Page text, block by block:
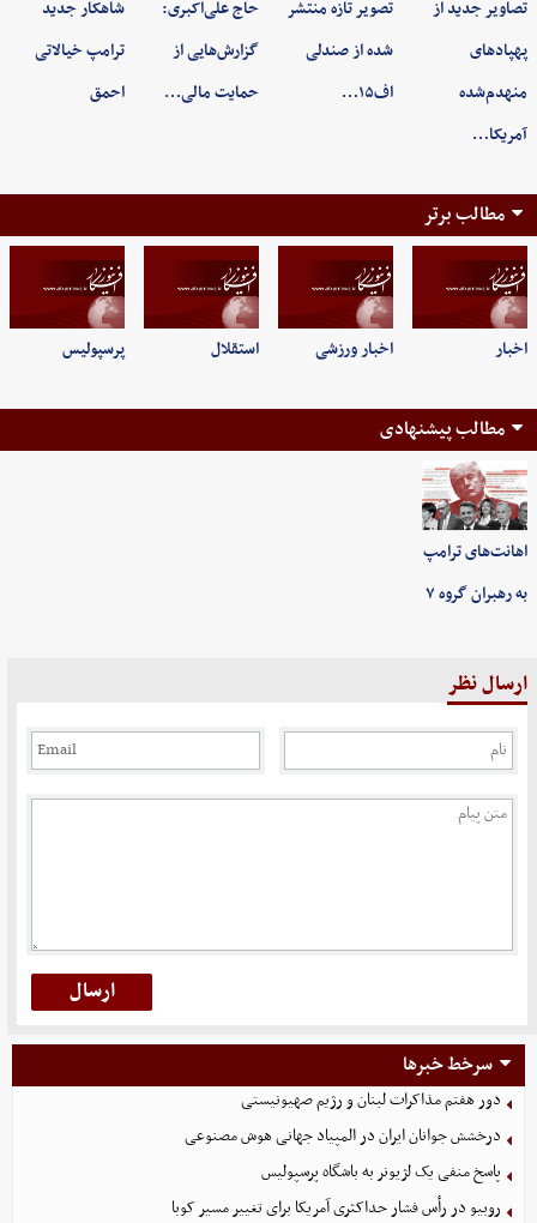
تصاویر جدید از
پهپادهای
منهدم‌شده
آمریکا…
تصویر تازه منتشر
شده از صندلی
اف۱۵…
حاج علی‌اکبری:
گزارش‌هایی از
حمایت مالی…
شاهکار جدید
ترامپ خیالاتی
احمق
مطالب برتر
اخبار اخبار ورزشی استقلال پرسپولیس
مطالب پیشنهادی
اهانت‌های ترامپ
به رهبران گروه ۷
ارسال نظر
سرخط خبرها
دور هفتم مذاکرات لبنان و رژیم صهیونیستی
درخشش جوانان ایران در المپیاد جهانی هوش مصنوعی
پاسخ منفی یک لژیونر به باشگاه پرسپولیس
روبیو در رأس فشار حداکثری آمریکا برای تغییر مسیر کوبا